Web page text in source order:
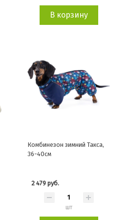
В корзину
Комбинезон зимний Такса,
36-40см
2 479 руб.
шт